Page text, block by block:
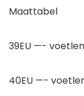
Maattabel
39EU —-
40EU —-